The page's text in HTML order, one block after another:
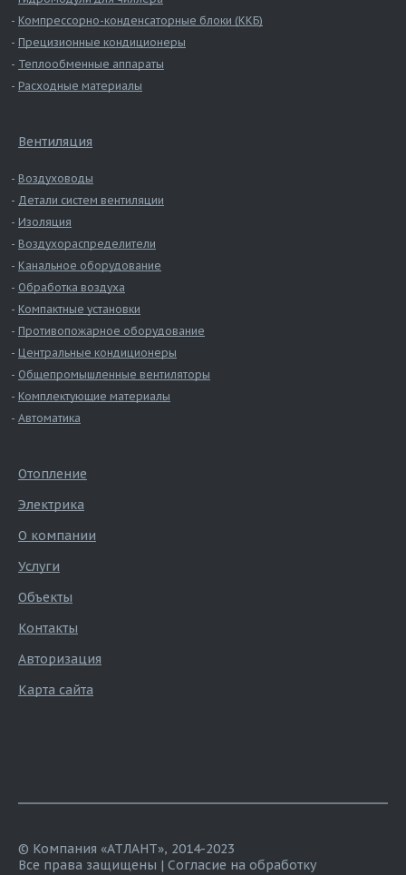
Компрессорно-конденсаторные блоки (ККБ)
Прецизионные кондиционеры
Теплообменные аппараты
Расходные материалы
Вентиляция
Воздуховоды
Детали систем вентиляции
Изоляция
Воздухораспределители
Канальное оборудование
Обработка воздуха
Компактные установки
Противопожарное оборудование
Центральные кондиционеры
Общепромышленные вентиляторы
Комплектующие материалы
Автоматика
Отопление
Электрика
О компании
Услуги
Объекты
Контакты
Авторизация
Карта сайта
© Компания «АТЛАНТ», 2014-2023
Все права защищены | Согласие на обработку